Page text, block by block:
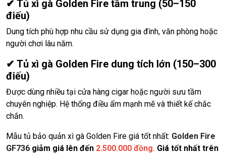
✔ Tủ xì gà Golden Fire tầm trung (50–150
điếu)
Dung tích phù hợp nhu cầu sử dụng gia đình, văn phòng hoặc
người chơi lâu năm.
✔ Tủ xì gà Golden Fire dung tích lớn (150–300
điếu)
Được dùng nhiều tại cửa hàng cigar hoặc người sưu tầm
chuyên nghiệp. Hệ thống điều ẩm mạnh mẽ và thiết kế chắc
chắn.
Mẫu tủ bảo quản xì gà Golden Fire giá tốt nhất: Golden Fire
GF736 giảm giá lên đến 2.500.000 đồng. Giá tốt nhất trên